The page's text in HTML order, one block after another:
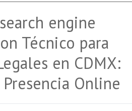
engine
Técnico para
en CDMX:
Online